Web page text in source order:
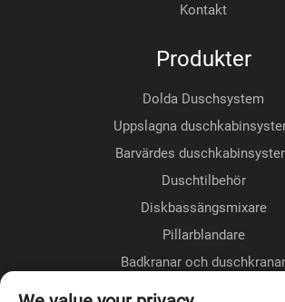
Kontakt
Produkter
Dolda Duschsystem
Uppslagna
Barvärdes
Duschtilbehör
Diskbassängsmixare
Pillarblandare
Badkranar och duschkranar
Golvmonterade kranar